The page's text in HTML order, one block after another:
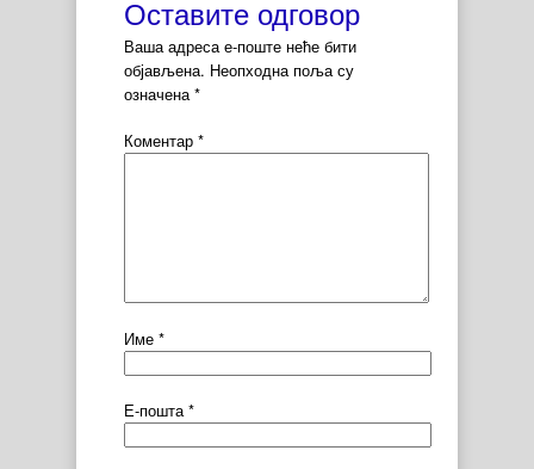
Оставите одговор
Ваша адреса е-поште неће бити
објављена. Неопходна поља су
означена*
Коментар *
Име *
Е-пошта*